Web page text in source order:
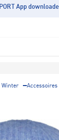
App
Winter Accessoires